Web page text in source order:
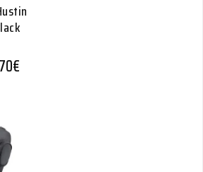
€Hintaluokka: 300,00€ - 303,70€